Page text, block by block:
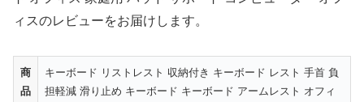
ィスのレビューをお届けします。
商
品
キーボード リストレスト 収納付き キーボード レスト 手首 負
担軽減 滑り止め キーボード キーボード アームレスト オフィ